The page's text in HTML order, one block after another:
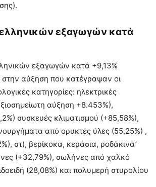
εξαγωγών κατά
εξαγωγών κατά +9,13%
στην αύξηση που κατέγραψαν οι
κατηγορίες: ηλεκτρικές
αύξηση +8.453%),
συσκευές κλιματισμού (+85,58%),
από ορυκτές ύλες (55,25%) ,
στ), βερίκοκα, κεράσια, ροδάκινα’
(+32,79%), σωλήνες από χαλκό
(28,08%) και πολυμερή στυρολίου